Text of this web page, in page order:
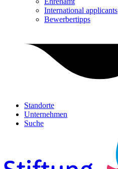
International applicants
Bewerbertipps
Standorte
Unternehmen
Suche